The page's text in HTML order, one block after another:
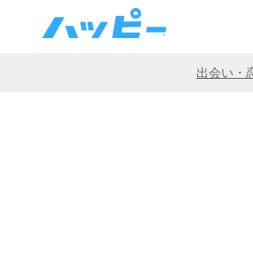
出会い・